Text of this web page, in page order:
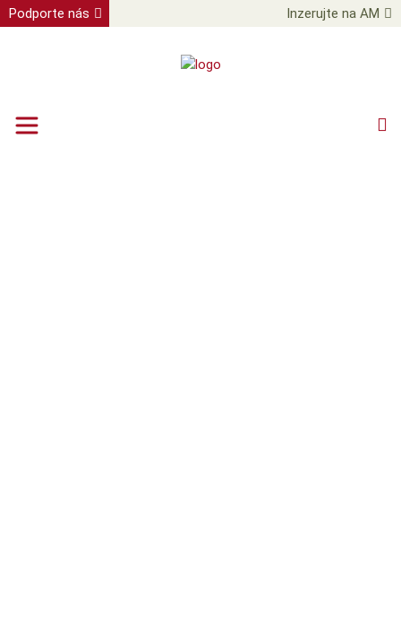
Podporte nás Inzerujte na AM